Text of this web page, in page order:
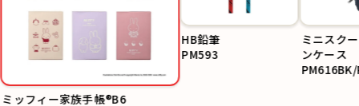
ミッフィー家族手帳
04C/DF004D/DF004E/
DF004F
HB鉛筆
ミニスク
ンケース